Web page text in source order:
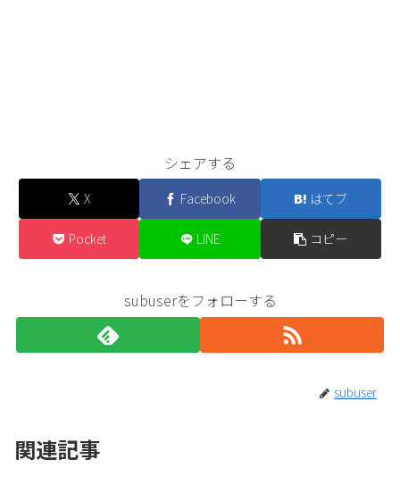
シェアする
X Facebook はてブ
Pocket LINE コピー
subuserをフォローする
subuser
関連記事